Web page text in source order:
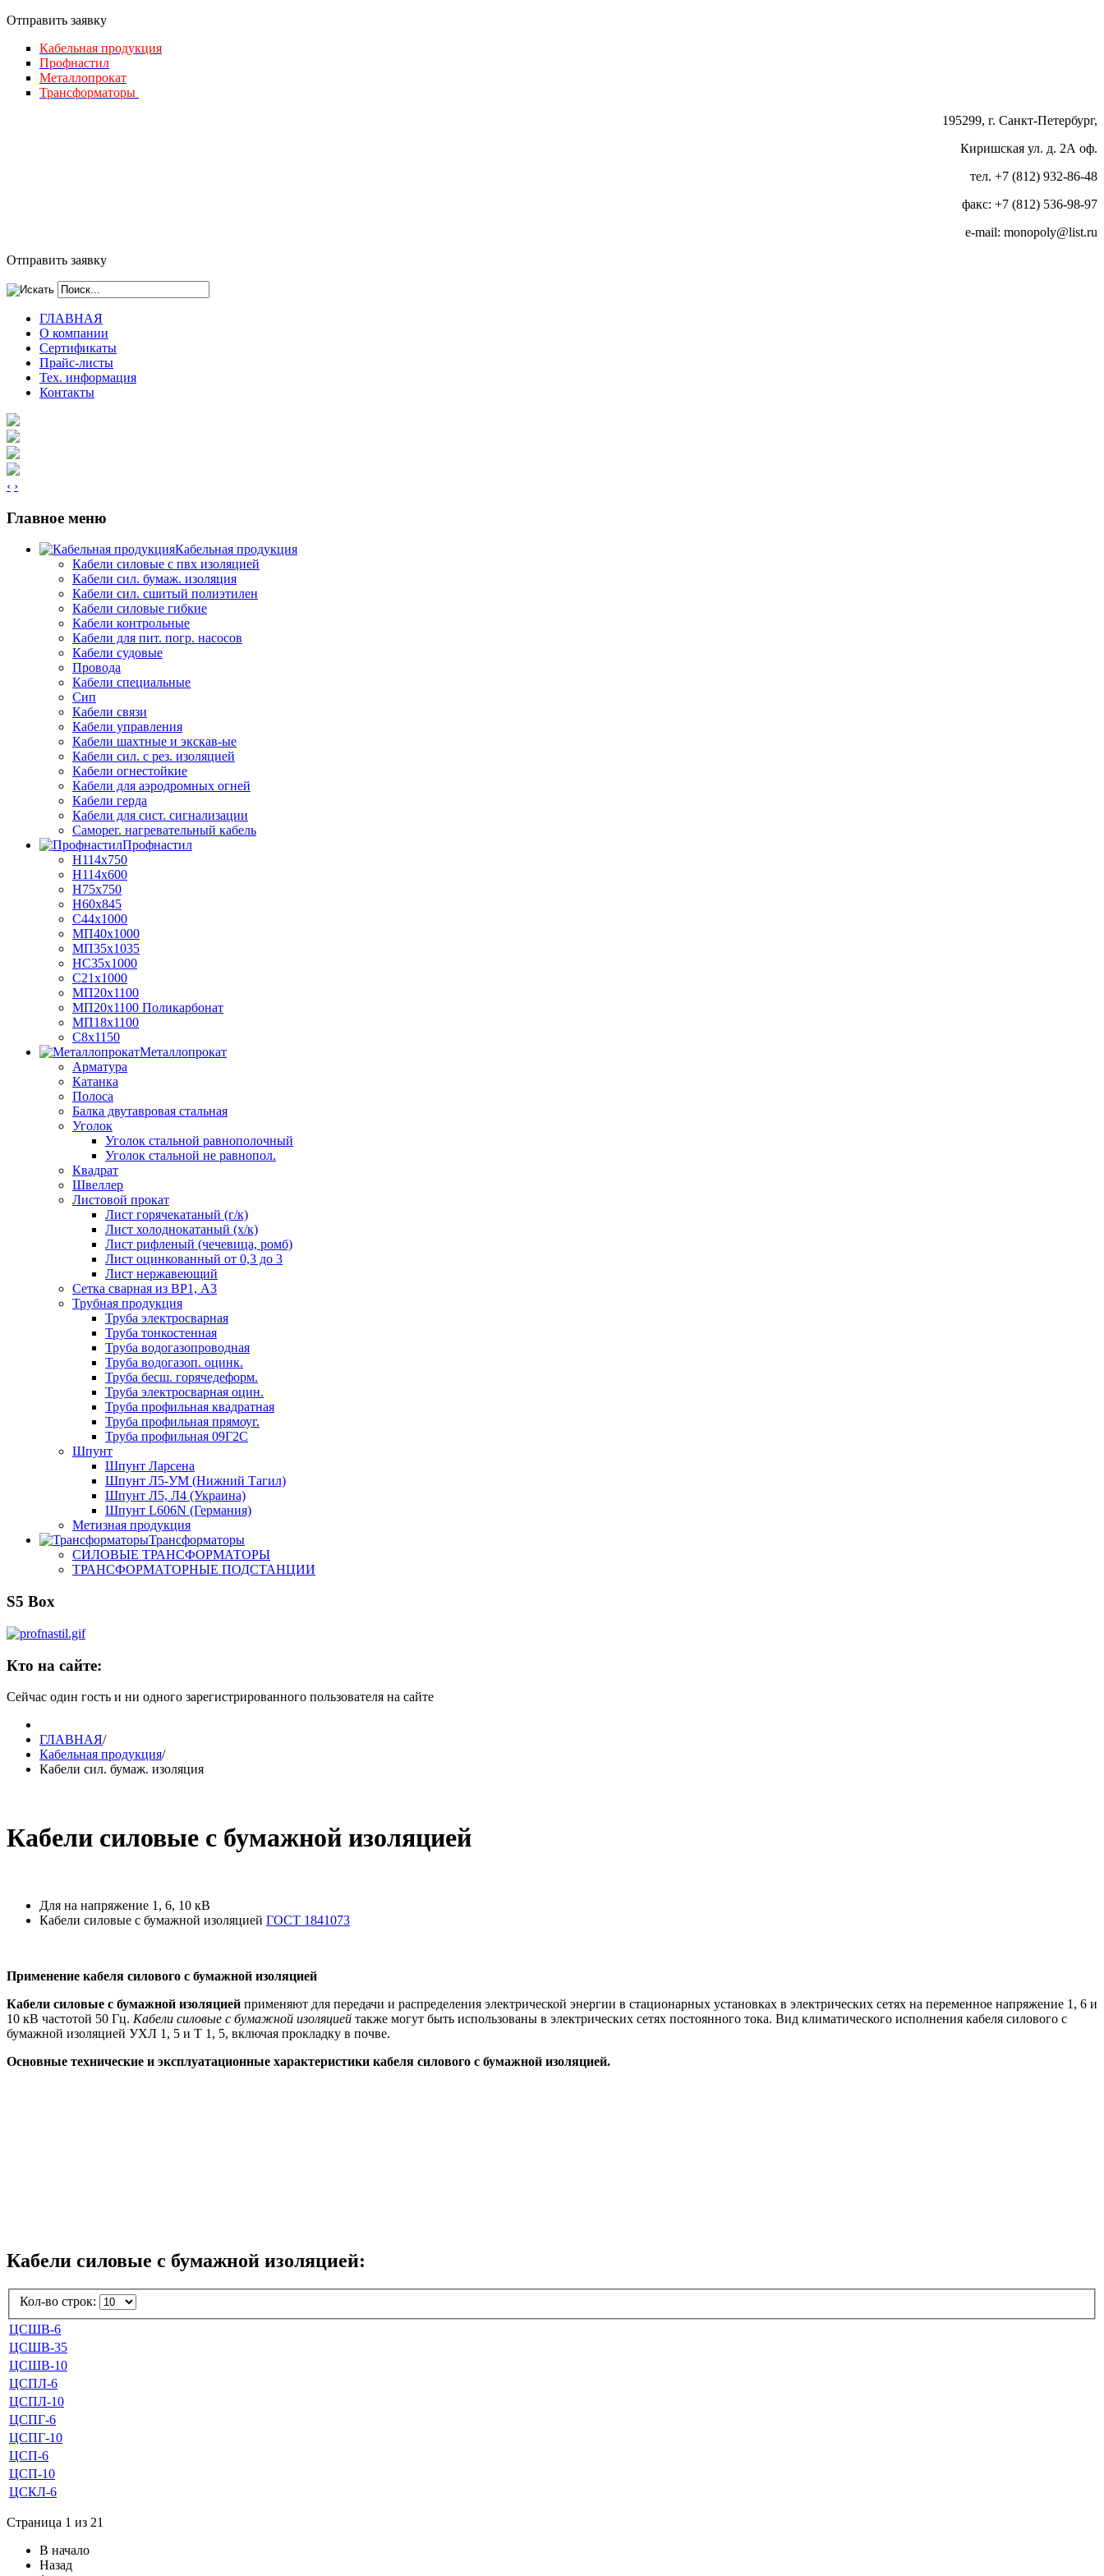
Отправить заявку
Кабельная продукция
Профнастил
Металлопрокат
Трансформаторы
195299, г. Санкт-Петербург,
Киришская ул. д. 2А оф.
тел. +7 (812) 932-86-48
факс: +7 (812) 536-98-97
e-mail: monopoly@list.ru
Отправить заявку
ГЛАВНАЯ
О компании
Сертификаты
Прайс-листы
Тех. информация
Контакты
‹ ›
Главное меню
Кабельная продукция
Кабели силовые с пвх изоляцией
Кабели сил. бумаж. изоляция
Кабели сил. сшитый полиэтилен
Кабели силовые гибкие
Кабели контрольные
Кабели для пит. погр. насосов
Кабели судовые
Провода
Кабели специальные
Сип
Кабели связи
Кабели управления
Кабели шахтные и экскав-ые
Кабели сил. с рез. изоляцией
Кабели огнестойкие
Кабели для аэродромных огней
Кабели герда
Кабели для сист. сигнализации
Саморег. нагревательный кабель
Профнастил
Н114х750
Н114х600
Н75х750
Н60х845
С44х1000
МП40х1000
МП35х1035
НС35х1000
С21х1000
МП20х1100
МП20х1100 Поликарбонат
МП18х1100
С8х1150
Металлопрокат
Арматура
Катанка
Полоса
Балка двутавровая стальная
Уголок
Уголок стальной равнополочный
Уголок стальной не равнопол.
Квадрат
Швеллер
Листовой прокат
Лист горячекатаный (г/к)
Лист холоднокатаный (х/к)
Лист рифленый (чечевица, ромб)
Лист оцинкованный от 0,3 до 3
Лист нержавеющий
Сетка сварная из ВР1, А3
Трубная продукция
Труба электросварная
Труба тонкостенная
Труба водогазопроводная
Труба водогазоп. оцинк.
Труба бесш. горячедеформ.
Труба электросварная оцин.
Труба профильная квадратная
Труба профильная прямоуг.
Труба профильная 09Г2С
Шпунт
Шпунт Ларсена
Шпунт Л5-УМ (Нижний Тагил)
Шпунт Л5, Л4 (Украина)
Шпунт L606N (Германия)
Метизная продукция
Трансформаторы
СИЛОВЫЕ ТРАНСФОРМАТОРЫ
ТРАНСФОРМАТОРНЫЕ ПОДСТАНЦИИ
S5 Box
Кто на сайте:
Сейчас один гость и ни одного зарегистрированного пользователя на сайте
ГЛАВНАЯ/
Кабельная продукция/
Кабели сил. бумаж. изоляция
Кабели силовые с бумажной изоляцией
Для на напряжение 1, 6, 10 кВ
Кабели силовые с бумажной изоляцией ГОСТ 1841073
Применение кабеля силового с бумажной изоляцией
Кабели силовые с бумажной изоляцией применяют для передачи и распределения электрической энергии в стационарных установках в электрических сетях на переменное напряжение 1, 6 и
10 кВ частотой 50 Гц. Кабели силовые с бумажной изоляцией также могут быть использованы в электрических сетях постоянного тока. Вид климатического исполнения кабеля силового с
бумажной изоляцией УХЛ 1, 5 и Т 1, 5, включая прокладку в почве.
Основные технические и эксплуатационные характеристики кабеля силового с бумажной изоляцией.
Кабели силовые с бумажной изоляцией:
Кол-во строк:
ЦСШВ-6
ЦСШВ-35
ЦСШВ-10
ЦСПЛ-6
ЦСПЛ-10
ЦСПГ-6
ЦСПГ-10
ЦСП-6
ЦСП-10
ЦСКЛ-6
Страница 1 из 21
В начало
Назад